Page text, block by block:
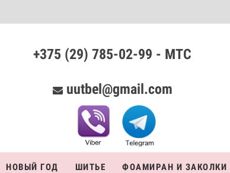
+375 (29) 785-02-99 - МТС
uutbel@gmail.com
НОВЫЙ ГОД ШИТЬЕ ФОАМИРАН И ЗАКОЛКИ